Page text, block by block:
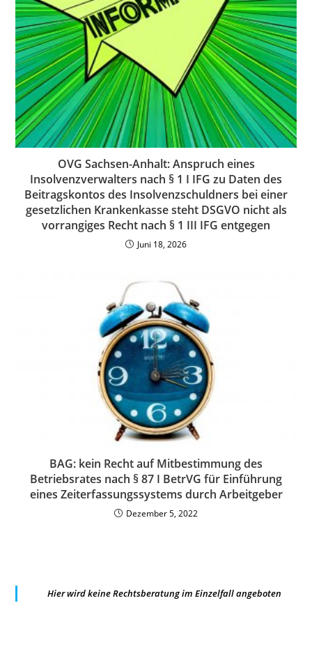
OVG Sachsen-Anhalt: Anspruch eines
Insolvenzverwalters nach § 1 I IFG zu Daten des
Beitragskontos des Insolvenzschuldners bei einer
gesetzlichen Krankenkasse steht DSGVO nicht als
vorrangiges Recht nach § 1 III IFG entgegen
Juni 18, 2026
BAG: kein Recht auf Mitbestimmung des
Betriebsrates nach § 87 I BetrVG für Einführung
eines Zeiterfassungssystems durch Arbeitgeber
Dezember 5, 2022
Hier wird keine Rechtsberatung im Einzelfall angeboten